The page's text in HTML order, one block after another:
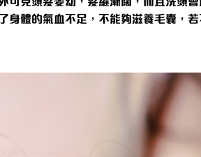
身體的氣血不足，不能夠滋養毛囊，若